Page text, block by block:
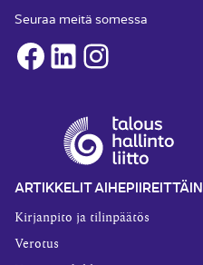
Seuraa meitä somessa
Facebook
LinkedInInstagram
ARTIKKELIT AIHEPIIREITTÄIN
Kirjanpito ja tilinpäätös
Verotus